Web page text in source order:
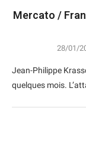
Mercato /
28/01/
Jean-Philippe
quelques mois.